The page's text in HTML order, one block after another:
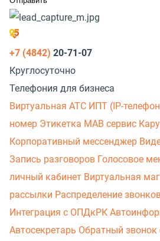
+7 (4842) 20-71-07
Круглосуточно
Телефония для бизнеса
Виртуальная АТС ИПТ (IP-
номер Этикетка МАВ сервис
Корпоративный мессенджер
Запись разговоров Голосовое
личный кабинет Виртуальная
рассылки Распределение
Интеграция с ОПДкРК
Автосекретарь Обратный звонок